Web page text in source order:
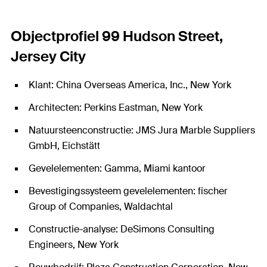
Objectprofiel 99 Hudson Street,
Jersey City
Klant: China Overseas America, Inc., New York
Architecten: Perkins Eastman, New York
Natuursteenconstructie: JMS Jura Marble Suppliers
GmbH, Eichstätt
Gevelelementen: Gamma, Miami kantoor
Bevestigingssysteem gevelelementen: fischer
Group of Companies, Waldachtal
Constructie-analyse: DeSimons Consulting
Engineers, New York